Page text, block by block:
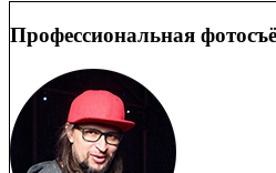
Профессиональная